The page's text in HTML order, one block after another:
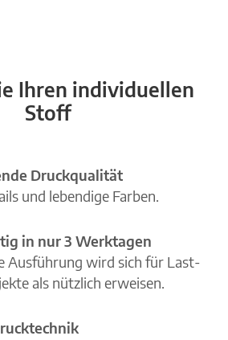
Ihren individuellen
Stoff
Druckqualität
und lebendige Farben.
in nur 3 Werktagen
Ausführung wird sich für Last-
als nützlich erweisen.